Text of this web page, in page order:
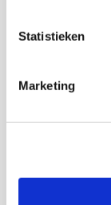
Statistieken
Marketing
Deel deze